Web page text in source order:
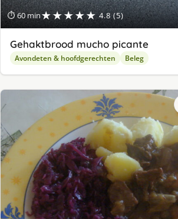
⏱ 60 min★★★★★ 4.8 (5)
Gehaktbrood mucho picante
Avondeten & hoofdgerechten Beleg